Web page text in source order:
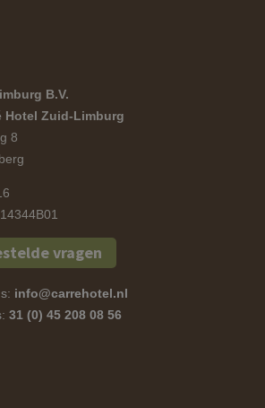
B.V.
Hotel Zuid-Limburg
8
vragen
info@carrehotel.nl
31 (0) 45 208 08 56